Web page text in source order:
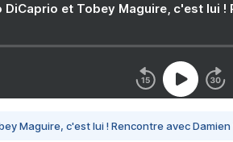
DiCaprio et Tobey Maguire, c'est lui
Maguire, c'est lui ! Rencontre avec